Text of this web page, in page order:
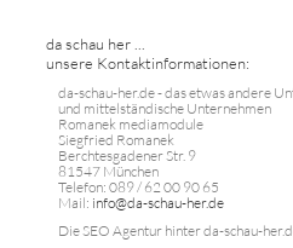
da schau her ...
unsere Kontaktinformationen:
da-schau-her.de - das etwas andere
und mittelständische Unternehmen
Romanek mediamodule
Siegfried Romanek
Berchtesgadener Str. 9
81547 München
Telefon: 089 / 62 00 90 65
Mail: info@da-schau-her.de
Die SEO Agentur hinter da-schau-